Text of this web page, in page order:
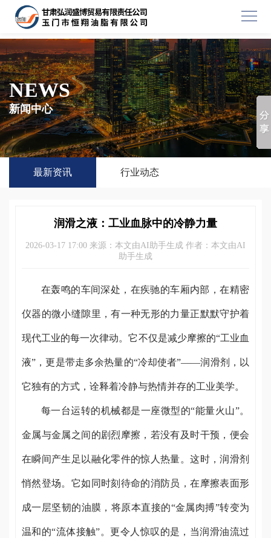
NEWS
新闻中心
最新资讯 行业动态
润滑之液：工业血脉中的冷静力量
2026-03-17 17:00 来源：本文由AI助手生成 作者：本文由AI
助手生成
在轰鸣的车间深处，在疾驰的车厢内部，在精密
仪器的微小缝隙里，有一种无形的力量正默默守护着
现代工业的每一次律动。它不仅是减少摩擦的“工业血
液”，更是带走多余热量的“冷却使者”——润滑剂，以
它独有的方式，诠释着冷静与热情并存的工业美学。
每一台运转的机械都是一座微型的“能量火山”。
金属与金属之间的剧烈摩擦，若没有及时干预，便会
在瞬间产生足以融化零件的惊人热量。这时，润滑剂
悄然登场。它如同时刻待命的消防员，在摩擦表面形
成一层坚韧的油膜，将原本直接的“金属肉搏”转变为
温和的“流体接触”。更令人惊叹的是，当润滑油流过